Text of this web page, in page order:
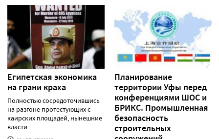
Египетская экономика
на грани краха
Полностью сосредоточившись
на разгоне протестующих с
каирских площадей, нынешние
власти ......
Планирование
территории Уфы перед
конференциями ШОС и
БРИКС. Промышленная
безопасность
строительных